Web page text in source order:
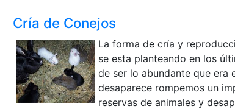
Cría de Conejos
La forma de cría y
se esta planteando en los
de ser lo abundante que era
desaparece rompemos un
reservas de animales y